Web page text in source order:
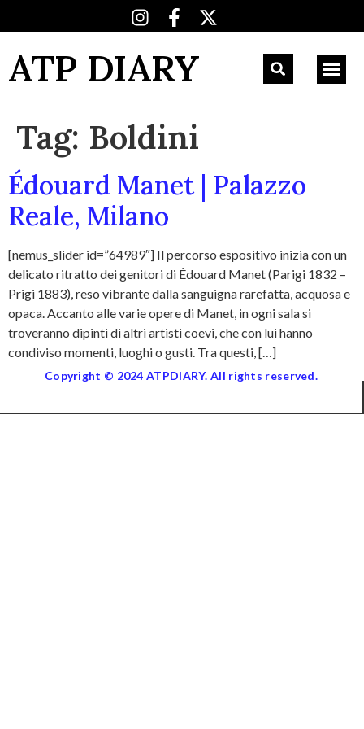
ATP DIARY
Tag: Boldini
Édouard Manet | Palazzo
Reale, Milano
[nemus_slider id=”64989″] Il percorso espositivo inizia con un
delicato ritratto dei genitori di Édouard Manet (Parigi 1832 –
Prigi 1883), reso vibrante dalla sanguigna rarefatta, acquosa e
opaca. Accanto alle varie opere di Manet, in ogni sala si
troveranno dipinti di altri artisti coevi, che con lui hanno
condiviso momenti, luoghi o gusti. Tra questi, […]
Copyright © 2024 ATPDIARY. All rights reserved.